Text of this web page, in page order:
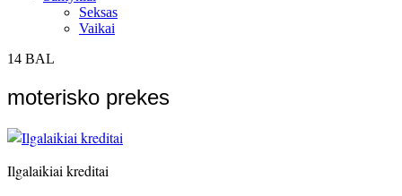
Seksas
Vaikai
14 BAL
moterisko prekes
Ilgalaikiai kreditai